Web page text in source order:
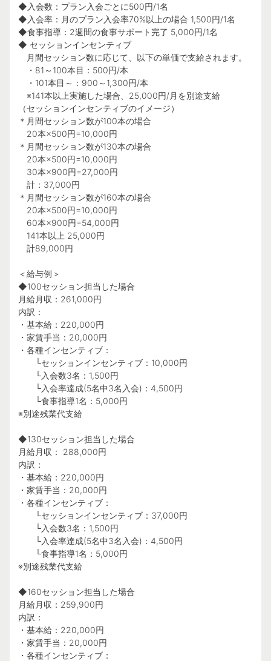
◆入会数：プラン入会ごとに500円/1名
◆入会率：月のプラン入会率70%以上の場合 1,500円/1名
◆食事指導：2週間の食事サポート完了 5,000円/1名
◆ セッションインセンティブ
月間セッション数に応じて、以下の単価で支給されます。
・81～100本目：500円/本
・101本目～：900～1,300円/本
※141本以上実施した場合、25,000円/月を別途支給
（セッションインセンティブのイメージ）
＊月間セッション数が100本の場合
20本×500円=10,000円
＊月間セッション数が130本の場合
20本×500円=10,000円
30本×900円=27,000円
計：37,000円
＊月間セッション数が160本の場合
20本×500円=10,000円
60本×900円=54,000円
141本以上 25,000円
計89,000円
＜給与例＞
◆100セッション担当した場合
月給月収：261,000円
内訳：
・基本給：220,000円
・家賃手当：20,000円
・各種インセンティブ：
└セッションインセンティブ：10,000円
└入会数3名：1,500円
└入会率達成(5名中3名入会)：4,500円
└食事指導1名：5,000円
※別途残業代支給
◆130セッション担当した場合
月給月収： 288,000円
内訳：
・基本給：220,000円
・家賃手当：20,000円
・各種インセンティブ：
└セッションインセンティブ：37,000円
└入会数3名：1,500円
└入会率達成(5名中3名入会)：4,500円
└食事指導1名：5,000円
※別途残業代支給
◆160セッション担当した場合
月給月収：259,900円
内訳：
・基本給：220,000円
・家賃手当：20,000円
・各種インセンティブ：